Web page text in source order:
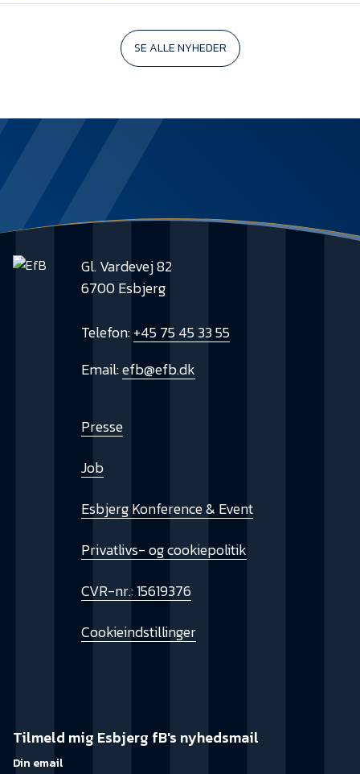
SE ALLE NYHEDER
Gl. Vardevej 82
6700 Esbjerg
Telefon:+45 75 45 33 55
Email:efb@efb.dk
Presse
Job
Esbjerg Konference & Event
Privatlivs- og cookiepolitik
CVR-nr.: 15619376
Cookieindstillinger
Tilmeld mig Esbjerg fB's nyhedsmail
Din email